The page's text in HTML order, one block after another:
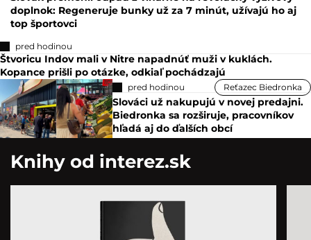
Reklama
Slovák premenil odpad z vinárne na revolučný výživový
doplnok: Regeneruje bunky už za 7 minút, užívajú ho aj
top športovci
Štvoricu Indov mali v Nitre napadnúť muži v kuklách.
Kopance prišli po otázke, odkiaľ pochádzajú